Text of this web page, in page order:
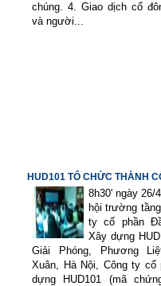
chúng. 4. Giao dịch cổ
và người...
HUD101 TỔ CHỨC THÀNH
8h30' ngày 26/
hội trường
ty cổ phần
Xây dựng
Giải Phóng, Phương
Xuân, Hà Nội, Công ty cổ
dựng HUD101 (mã